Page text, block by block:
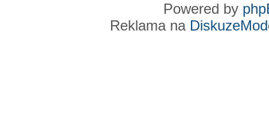
Powered by
Reklama na